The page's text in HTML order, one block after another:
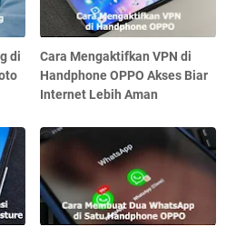
di
Cara Mengaktifkan VPN di
Handphone OPPO Akses Biar
Internet Lebih Aman